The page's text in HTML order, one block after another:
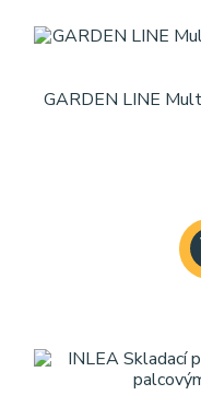
GARDEN LINE